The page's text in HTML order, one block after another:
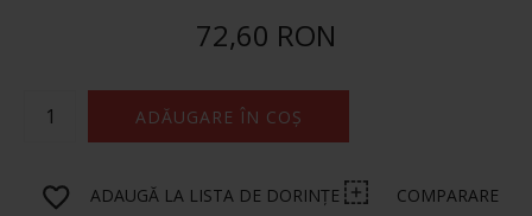
72,60 RON
ADĂUGARE ÎN COȘ
ADAUGĂ LA LISTA DE DORINȚE COMPARARE